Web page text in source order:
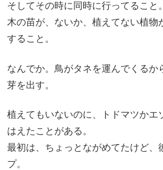
そしてその時に同時に行ってること
木の苗が、ないか、植えてない植物
すること。
なんでか。鳥がタネを運んでくるか
芽を出す。
植えてもいないのに、トドマツかエ
はえたことがある。
最初は、ちょっとながめてたけど、
プ。